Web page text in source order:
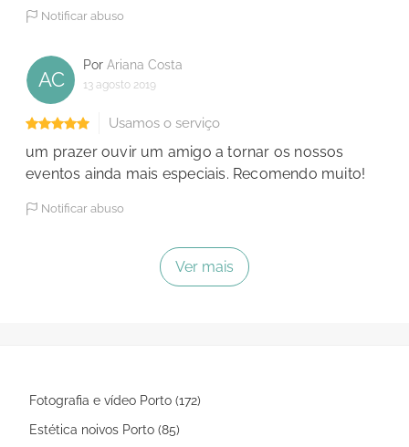
Notificar abuso
AC
Por Ariana Costa
13 agosto 2019
Usamos o serviço
um prazer ouvir um amigo a tornar os nossos
eventos ainda mais especiais. Recomendo muito!
Notificar abuso
Ver mais
Fotografia e vídeo Porto (172)
Estética noivos Porto (85)